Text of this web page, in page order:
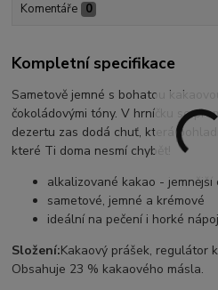
Komentáře 0
Kompletní specifikace
Sametově jemné s bohatou
čokoládovými tóny. V hrníčku se
dezertu zas dodá chuť, která
které Ti doma nesmí chybět!
alkalizované kakao - jemnější
sametové, jemné a krémové
ideální na pečení i horké
Složení:Kakaový prášek, regulátor
Obsahuje 23 % kakaového másla.